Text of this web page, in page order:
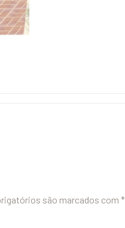
são marcados com*